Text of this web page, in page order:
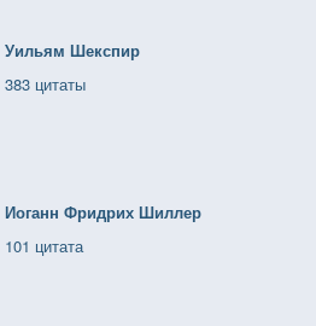
Уильям Шекспир
383 цитаты
Иоганн Фридрих Шиллер
101 цитата